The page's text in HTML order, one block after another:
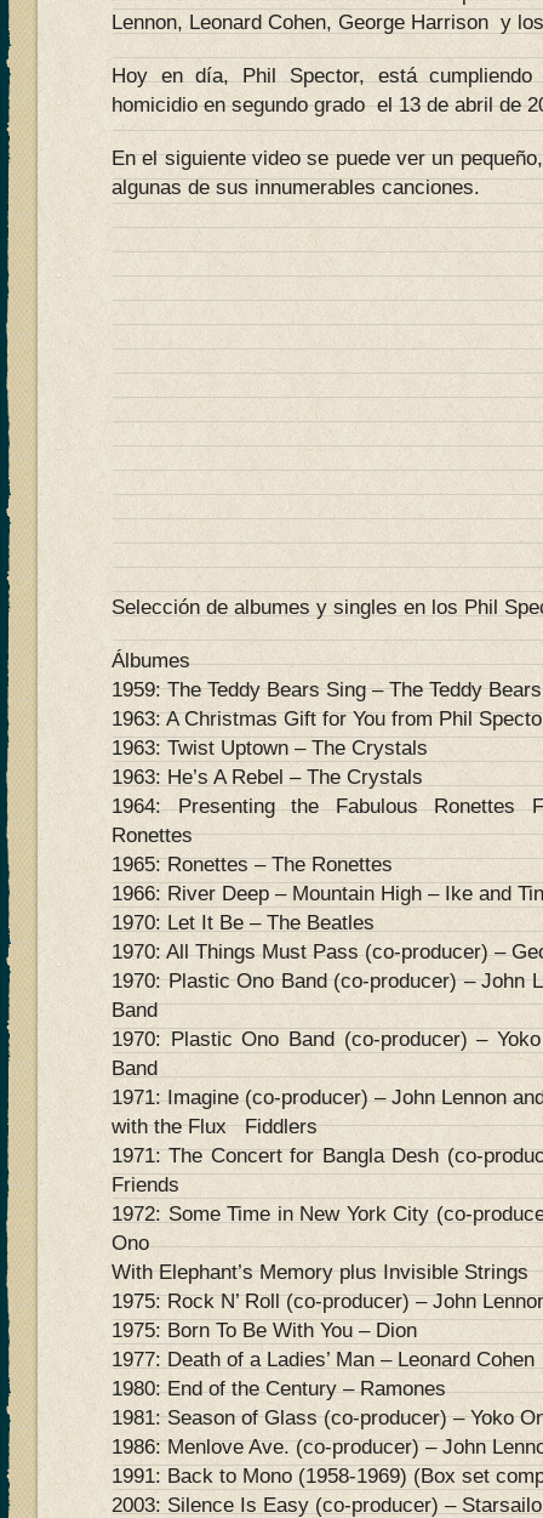
Lennon, Leonard Cohen, George Harrison y
Hoy en día, Phil Spector, está
homicidio en segundo grado el 13 de abril de
En el siguiente video se puede ver un
algunas de sus innumerables canciones.
Selección de albumes y singles en los Phil
Álbumes
1959: The Teddy Bears Sing – The Teddy Bears
1963: A Christmas Gift for You from Phil
1963: Twist Uptown – The Crystals
1963: He’s A Rebel – The Crystals
1964: Presenting the Fabulous Ronettes
Ronettes
1965: Ronettes – The Ronettes
1966: River Deep – Mountain High – Ike and
1970: Let It Be – The Beatles
1970: All Things Must Pass (co-producer) –
1970: Plastic Ono Band (co-producer) – John
Band
1970: Plastic Ono Band (co-producer) –
Band
1971: Imagine (co-producer) – John Lennon
with the Flux Fiddlers
1971: The Concert for Bangla Desh (co-
Friends
1972: Some Time in New York City (co-
Ono
With Elephant’s Memory plus Invisible Strings
1975: Rock N’ Roll (co-producer) – John
1975: Born To Be With You – Dion
1977: Death of a Ladies’ Man – Leonard Cohen
1980: End of the Century – Ramones
1981: Season of Glass (co-producer) – Yoko
1986: Menlove Ave. (co-producer) – John
1991: Back to Mono (1958-1969) (Box set
2003: Silence Is Easy (co-producer) –